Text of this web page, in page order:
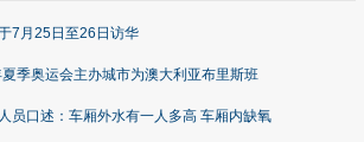
7月25日至26日访华
季奥运会主办城市为澳大利亚布里斯班
员口述：车厢外水有一人多高 车厢内缺氧